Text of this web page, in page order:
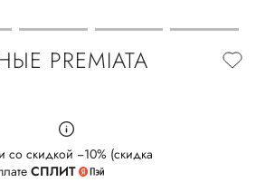
PREMIATA
со скидкой −10% (скидка
СПЛИТ